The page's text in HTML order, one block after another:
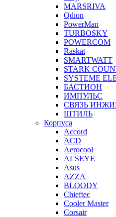
MARSRIVA
Qdion
PowerMan
TURBOSKY
POWERCOM
Raskat
SMARTWATT
STARK
SYSTEME
БАСТИОН
ИМПУЛЬС
СВЯЗЬ
ШТИЛЬ
Корпуса
Accord
ACD
Aerocool
ALSEYE
Asus
AZZA
BLOODY
Chieftec
Cooler Master
Corsair